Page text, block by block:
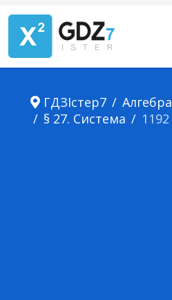
ГДЗІстер7 Алгебра
§ 27. Система
1192